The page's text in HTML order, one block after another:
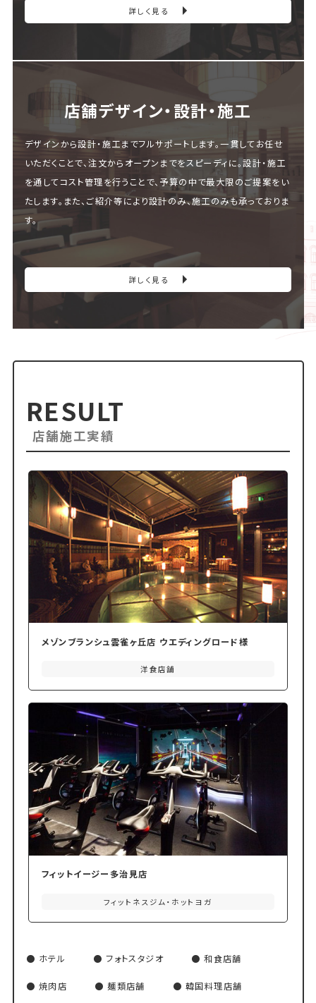
詳しく見る
店舗デザイン・設計・施⼯
デザインから設計・施工までフルサポートします。一貫してお任せ
いただくことで、注文からオープンまでをスピーディに。設計・施工
を通してコスト管理を行うことで、予算の中で最大限のご提案をい
たします。また、ご紹介等により設計のみ、施工のみも承っておりま
す。
詳しく見る
RESULT
店舗施工実績
メゾンブランシュ雲雀ヶ丘店 ウエディングロード様
洋食店舗
フィットイージー多治見店
フィットネスジム・ホットヨガ
ホテル フォトスタジオ 和食店舗
焼肉店 麺類店舗 韓国料理店舗